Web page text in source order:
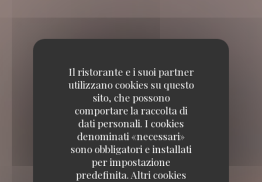
Il ristorante e i suoi partner
utilizzano cookies su questo
sito, che possono
comportare la raccolta di
dati personali. I cookies
denominati «necessari»
sono obbligatori e installati
per impostazione
predefinita. Altri cookies